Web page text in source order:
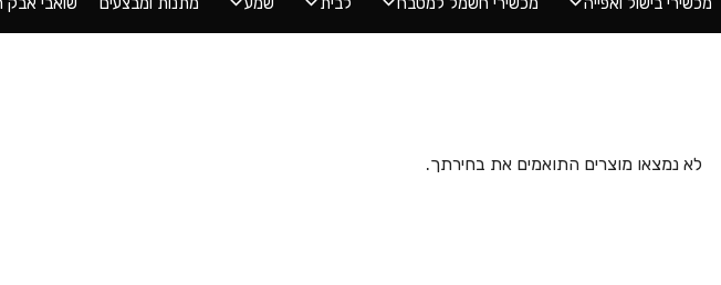
לא נמצאו מוצרים התואמים את בחירתך.